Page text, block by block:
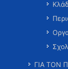
ΓΙΑ ΤΟΝ